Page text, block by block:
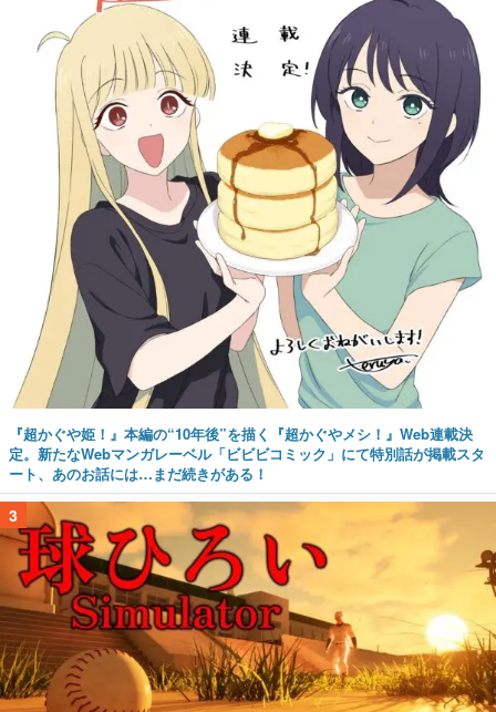
『超かぐや姫！』本編の“10年後”を描く『超かぐやメシ！』Web連載決
定。新たなWebマンガレーベル「ビビビコミック」にて特別話が掲載スタ
ート、あのお話には…まだ続きがある！
3